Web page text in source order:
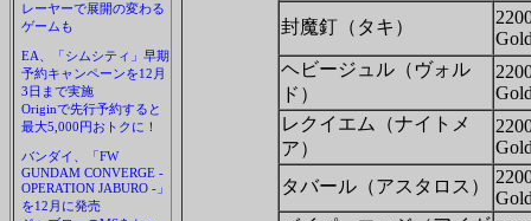
レーヤーで展開の変わる
ゲームも
EA、「シムシティ」早期
予約キャンペーンを12月
3日まで実施
Originで先行予約すると
最大5,000円おトクに！
バンダイ、「FW
GUNDAM CONVERGE -
OPERATION JABURO -」
を12月に発売
封魔釘（タキ）
ヘビージュル（ヴォル
ド）
レクイエム（ナイトメ
ア）
タバール（アスタロス）